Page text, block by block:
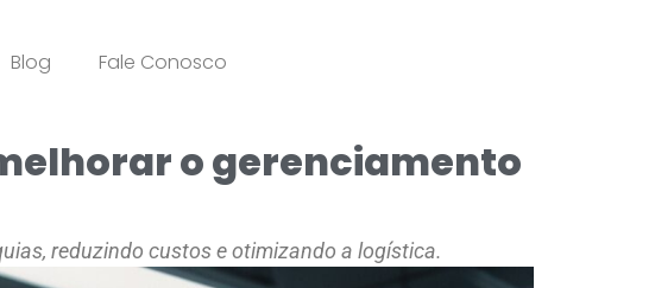
Blog Fale Conosco
o gerenciamento
reduzindo custos e otimizando a logística.